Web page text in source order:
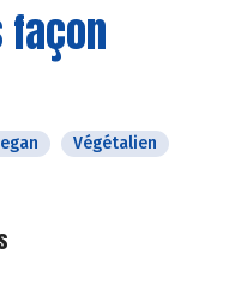
façon
Végétalien